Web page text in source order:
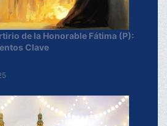
de la Honorable Fátima (P):
Clave